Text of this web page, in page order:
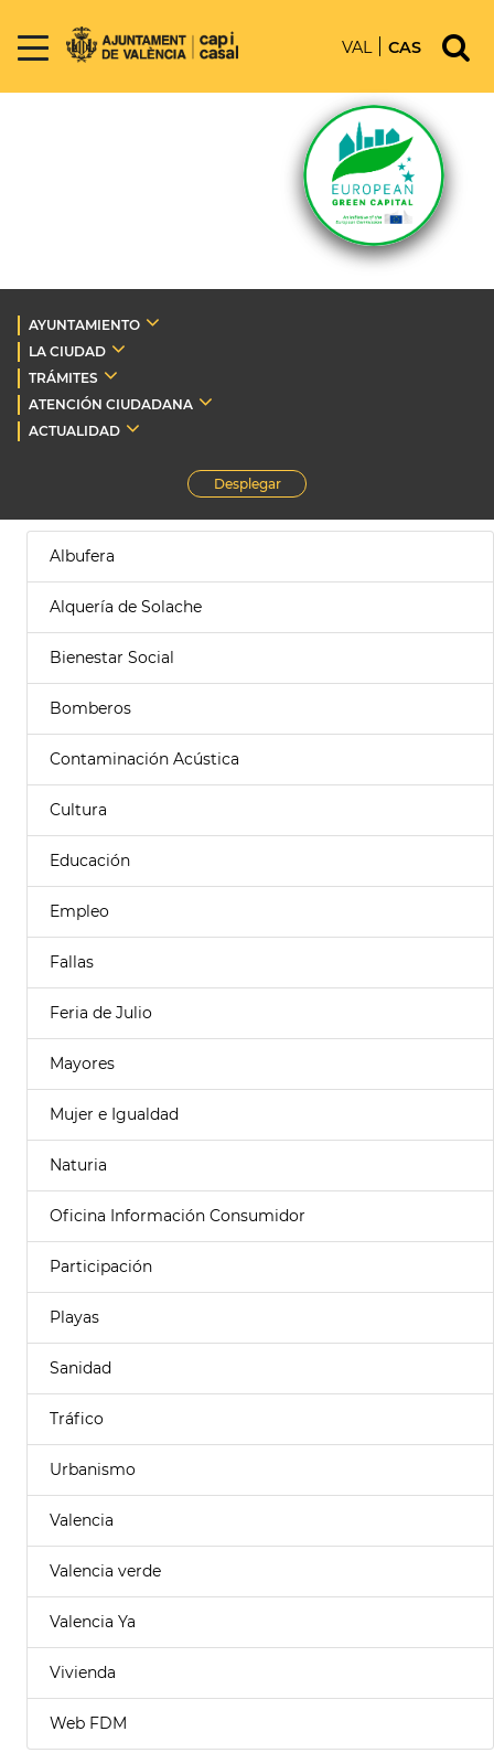
VAL CAS
AYUNTAMIENTO
LA CIUDAD
TRÁMITES
ATENCIÓN CIUDADANA
ACTUALIDAD
Desplegar
Albufera
Alquería de Solache
Bienestar Social
Bomberos
Contaminación Acústica
Cultura
Educación
Empleo
Fallas
Feria de Julio
Mayores
Mujer e Igualdad
Naturia
Oficina Información Consumidor
Participación
Playas
Sanidad
Tráfico
Urbanismo
Valencia
Valencia verde
Valencia Ya
Vivienda
Web FDM